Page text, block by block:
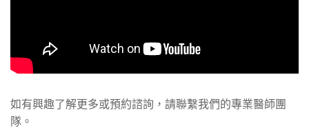
如有興趣了解更多或預約諮詢，請聯繫我們的專業醫師團
隊。